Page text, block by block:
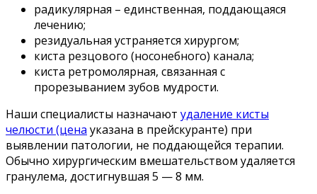
радикулярная – единственная, поддающаяся
лечению;
резидуальная устраняется хирургом;
киста резцового (носонебного) канала;
киста ретромолярная, связанная с
прорезыванием зубов мудрости.
Наши специалисты назначают удаление кисты
челюсти (цена указана в прейскуранте) при
выявлении патологии, не поддающейся терапии.
Обычно хирургическим вмешательством удаляется
гранулема, достигнувшая 5 — 8 мм.